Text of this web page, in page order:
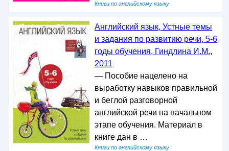
Книги по английскому языку
Английский язык, Устные темы
и задания по развитию речи, 5-6
годы обучения, Гиндлина И.М.,
2011
— Пособие нацелено на
выработку навыков правильной
и беглой разговорной
английской речи на начальном
этапе обучения. Материал в
книге дан в …
Книги по английскому языку